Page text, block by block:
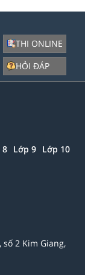
THI ONLINE
HỎI ĐÁP
8 Lớp 9 Lớp 10
số 2 Kim Giang,